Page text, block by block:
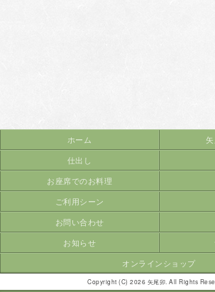
ホーム
仕出し
お座席でのお料理
ご利用シーン
お問い合わせ
お知らせ
オンラインショップ
Copyright (C) 2026 矢尾卯. All Rights